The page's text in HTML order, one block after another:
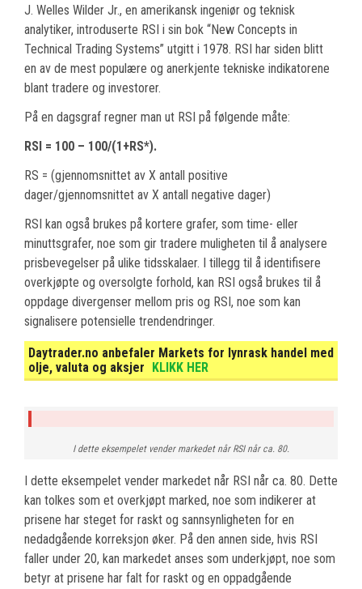
J. Welles Wilder Jr., en amerikansk ingeniør og teknisk
analytiker, introduserte RSI i sin bok “New Concepts in
Technical Trading Systems” utgitt i 1978. RSI har siden blitt
en av de mest populære og anerkjente tekniske indikatorene
blant tradere og investorer.
På en dagsgraf regner man ut RSI på følgende måte:
RSI = 100 – 100/(1+RS*).
RS = (gjennomsnittet av X antall positive
dager/gjennomsnittet av X antall negative dager)
RSI kan også brukes på kortere grafer, som time- eller
minuttsgrafer, noe som gir tradere muligheten til å analysere
prisbevegelser på ulike tidsskalaer. I tillegg til å identifisere
overkjøpte og oversolgte forhold, kan RSI også brukes til å
oppdage divergenser mellom pris og RSI, noe som kan
signalisere potensielle trendendringer.
Daytrader.no anbefaler Markets for lynrask handel med
olje, valuta og aksjer
KLIKK HER
I dette eksempelet vender markedet når RSI når ca. 80.
I dette eksempelet vender markedet når RSI når ca. 80. Dette
kan tolkes som et overkjøpt marked, noe som indikerer at
prisene har steget for raskt og sannsynligheten for en
nedadgående korreksjon øker. På den annen side, hvis RSI
faller under 20, kan markedet anses som underkjøpt, noe som
betyr at prisene har falt for raskt og en oppadgående